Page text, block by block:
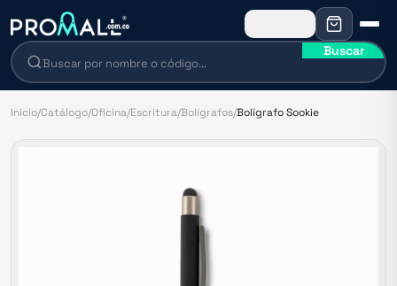
Buscar
Inicio/Catálogo/Oficina/Escritura/Bolígrafos/Bolígrafo Sookie